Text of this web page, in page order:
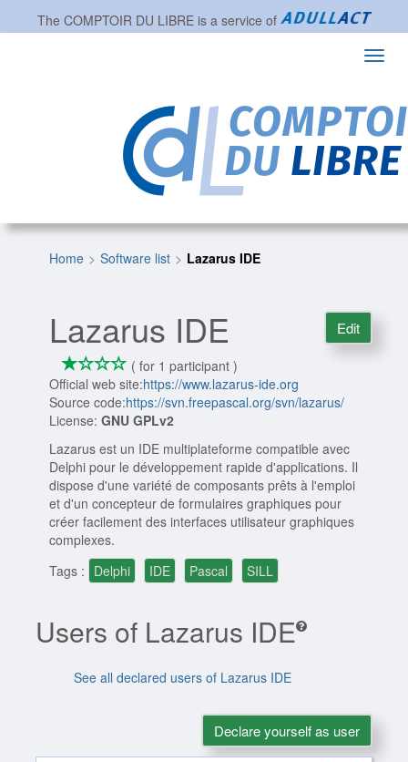
The COMPTOIR DU LIBREis a service of
Home Software list Lazarus IDE
Lazarus IDE
*** *
1/4
( for 1 participant )
Official web site:https://www.lazarus-ide.org
Source code:https://svn.freepascal.org/svn/lazarus/
License:GNU GPLv2
Lazarus est un IDE multiplateforme compatible avec
Delphi pour le développement rapide d'applications. Il
dispose d'une variété de composants prêts à l'emploi
et d'un concepteur de formulaires graphiques pour
créer facilement des interfaces utilisateur graphiques
complexes.
Tags : Delphi IDE Pascal SILL
Edit
Users of Lazarus IDE
See all declared users of Lazarus IDE
Declare yourself as user